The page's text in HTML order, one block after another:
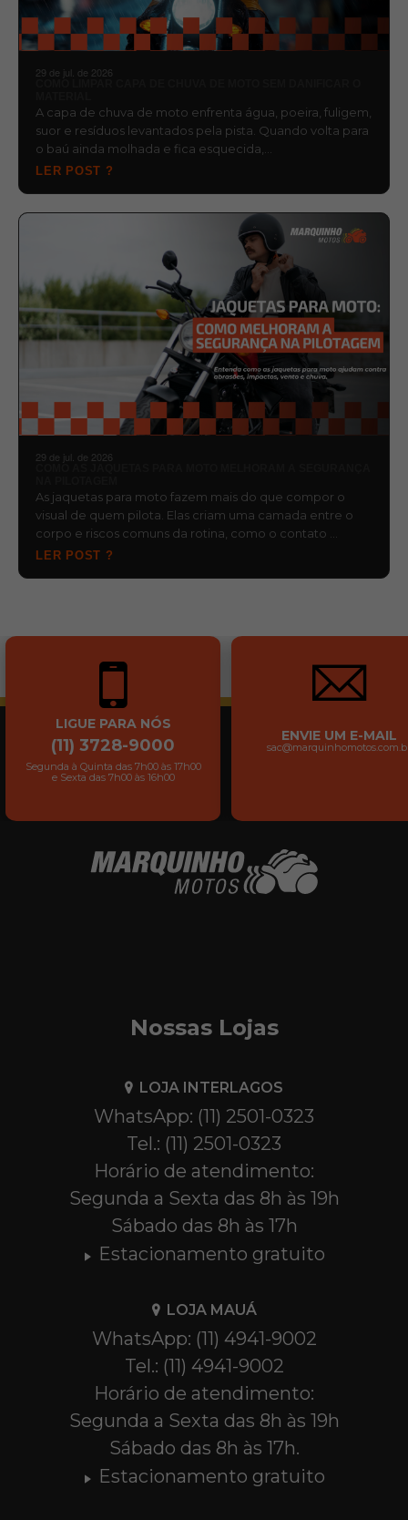
29 de jul. de 2026
A capa de chuva de moto enfrenta água, poeira, fuligem,
suor e resíduos levantados pela pista. Quando volta para
o baú ainda molhada e fica esquecida,…
LER POST ?
29 de jul. de 2026
As jaquetas para moto fazem mais do que compor o
visual de quem pilota. Elas criam uma camada entre o
corpo e riscos comuns da rotina, como o contato …
LER POST ?
LIGUE PARA NÓS
(11) 3728-9000
Segunda à Quinta das 7h00 às 17h00
e Sexta das 7h00 às 16h00
ENVIE UM E-MAIL
Nossas Lojas
LOJA INTERLAGOS
WhatsApp: (11) 2501-0323
Tel.: (11) 2501-0323
Horário de atendimento:
Segunda a Sexta das 8h às 19h
Sábado das 8h às 17h
Estacionamento gratuito
LOJA MAUÁ
WhatsApp: (11) 4941-9002
Tel.: (11) 4941-9002
Horário de atendimento:
Segunda a Sexta das 8h às 19h
Sábado das 8h às 17h.
Estacionamento gratuito